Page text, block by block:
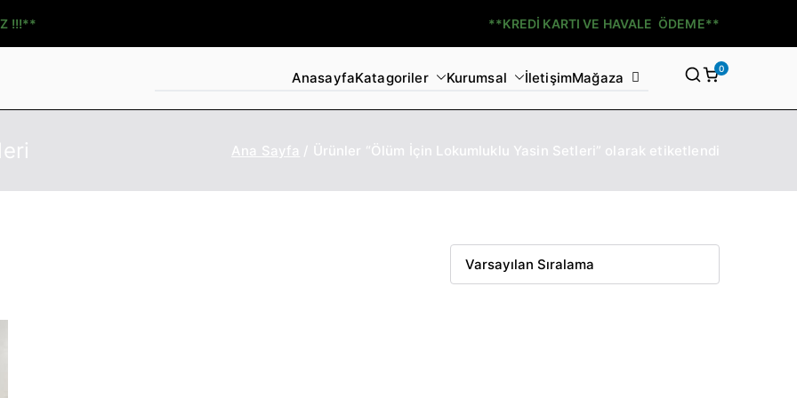
!!!** **KREDİ KARTI VE HAVALE ÖDEME**
AnasayfaKatagoriler Kurumsal İletişimMağaza
0
Ana Sayfa Ürünler “Ölüm İçin Lokumluklu Yasin Setleri” olarak etiketlendi